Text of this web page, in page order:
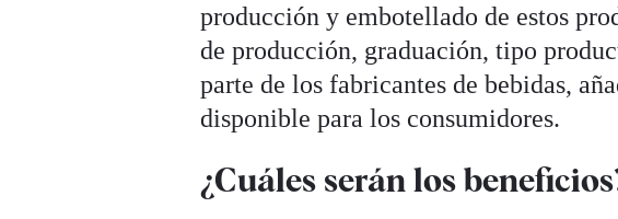
producción y embotellado de estos
de producción, graduación, tipo
parte de los fabricantes de bebidas,
disponible para los consumidores.
¿Cuáles serán los